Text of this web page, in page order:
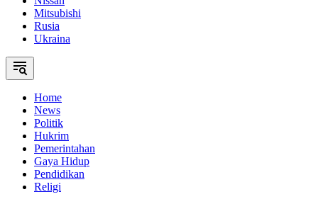
Mitsubishi
Rusia
Ukraina
Home
News
Politik
Hukrim
Pemerintahan
Gaya Hidup
Pendidikan
Religi